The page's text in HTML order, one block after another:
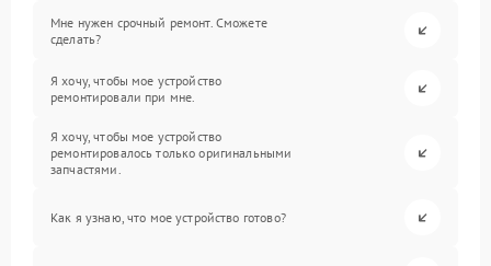
Мне нужен срочный ремонт. Сможете
сделать?
Я хочу, чтобы мое устройство
ремонтировали при мне.
Я хочу, чтобы мое устройство
ремонтировалось только оригинальными
запчастями.
Как я узнаю, что мое устройство готово?